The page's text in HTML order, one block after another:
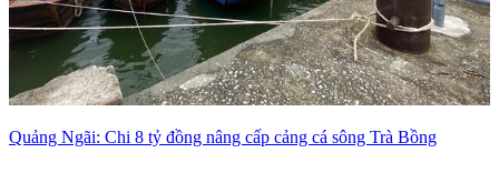
Quảng Ngãi: Chi 8 tỷ đồng nâng cấp cảng cá sông Trà Bồng